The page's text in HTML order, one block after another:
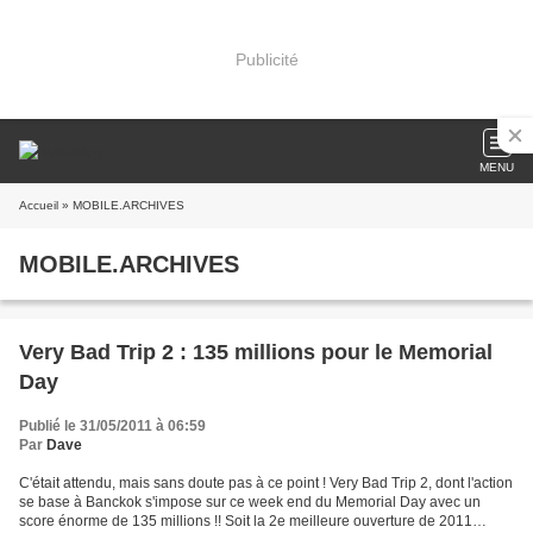
Publicité
MENU
Accueil » MOBILE.ARCHIVES
MOBILE.ARCHIVES
Very Bad Trip 2 : 135 millions pour le Memorial
Day
Publié le 31/05/2011 à 06:59
Par Dave
C'était attendu, mais sans doute pas à ce point ! Very Bad Trip 2, dont l'action
se base à Banckok s'impose sur ce week end du Memorial Day avec un
score énorme de 135 millions !! Soit la 2e meilleure ouverture de 2011